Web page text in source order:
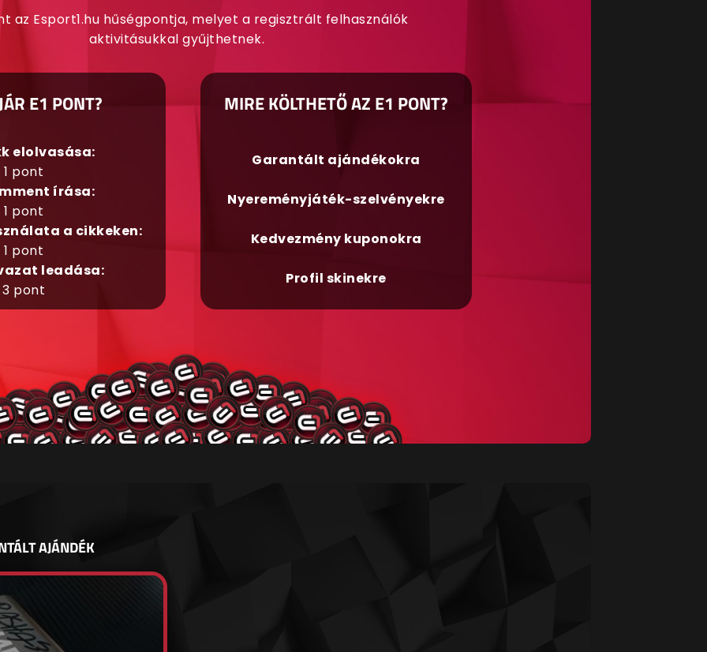
az Esport1.hu hűségpontja, melyet a regisztrált felhasználók
aktivitásukkal gyűjthetnek.
E1 PONT?
elolvasása:
1 pont
írása:
1 pont
a cikkeken:
1 pont
leadása:
3 pont
MIRE KÖLTHETŐ AZ E1 PONT?
Garantált ajándékokra
Nyereményjáték-szelvényekre
Kedvezmény kuponokra
Profil skinekre
AJÁNDÉK